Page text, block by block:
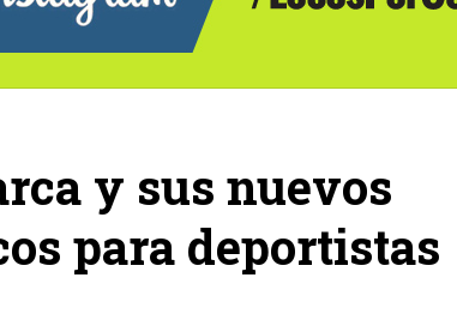
y sus nuevos
para deportistas